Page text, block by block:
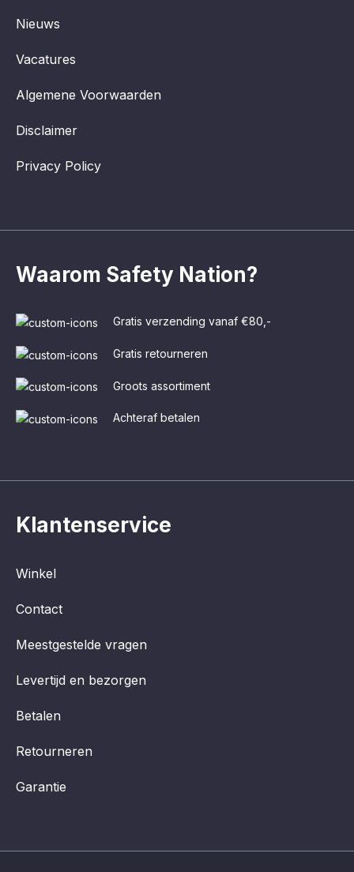
Klantenservice
Winkel
Contact
Meestgestelde vragen
Levertijd en bezorgen
Betalen
Retourneren
Garantie
Waarom Safety Nation?
Gratis verzending vanaf €80,-
Gratis retourneren
Groots assortiment
Achteraf betalen
Nieuws
Vacatures
Algemene Voorwaarden
Disclaimer
Privacy Policy